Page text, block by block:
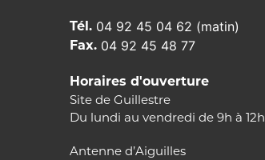
Tél. 04 92 45 04 62 (matin)
Fax. 04 92 45 48 77
Horaires d'ouverture
Site de Guillestre
Du lundi au vendredi de 9h à 12h
Antenne d’Aiguilles